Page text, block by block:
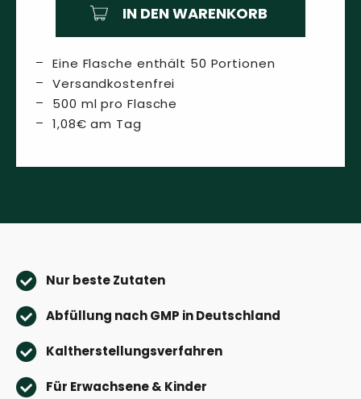
IN DEN WARENKORB
Eine Flasche enthält 50 Portionen
Versandkostenfrei
500 ml pro Flasche
1,08€ am Tag
Nur beste Zutaten
Abfüllung nach GMP in Deutschland
Kaltherstellungsverfahren
Für Erwachsene & Kinder